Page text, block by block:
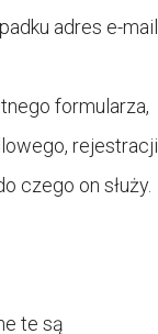
adres e-mail
formularza,
rejestracji
czego on służy.
te są